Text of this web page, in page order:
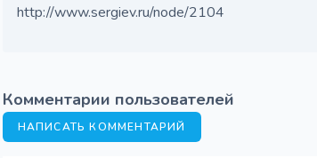
http://www.sergiev.ru/node/2104
Комментарии пользователей
НАПИСАТЬ КОММЕНТАРИЙ